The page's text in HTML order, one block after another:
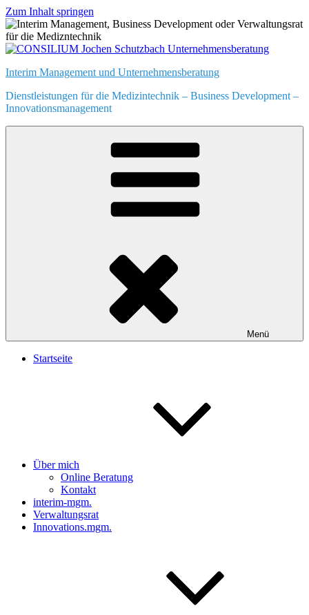
Zum Inhalt springen
Interim Management und Unternehmensberatung
Dienstleistungen für die Medizintechnik – Business Development –
Innovationsmanagement
Menü
Startseite
Über mich
Online Beratung
Kontakt
interim-mgm.
Verwaltungsrat
Innovations.mgm.